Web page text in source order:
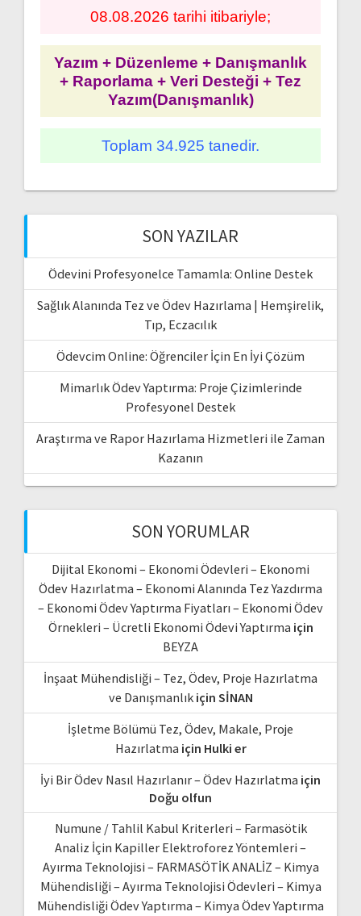
08.08.2026 tarihi itibariyle;
Yazım + Düzenleme + Danışmanlık
+ Raporlama + Veri Desteği + Tez
Yazım(Danışmanlık)
Toplam 34.925 tanedir.
SON YAZILAR
Ödevini Profesyonelce Tamamla: Online Destek
Sağlık Alanında Tez ve Ödev Hazırlama | Hemşirelik,
Tıp, Eczacılık
Ödevcim Online: Öğrenciler İçin En İyi Çözüm
Mimarlık Ödev Yaptırma: Proje Çizimlerinde
Profesyonel Destek
Araştırma ve Rapor Hazırlama Hizmetleri ile Zaman
Kazanın
SON YORUMLAR
Dijital Ekonomi – Ekonomi Ödevleri – Ekonomi
Ödev Hazırlatma – Ekonomi Alanında Tez Yazdırma
– Ekonomi Ödev Yaptırma Fiyatları – Ekonomi Ödev
Örnekleri – Ücretli Ekonomi Ödevi Yaptırma için
BEYZA
İnşaat Mühendisliği – Tez, Ödev, Proje Hazırlatma
ve Danışmanlıkiçin SİNAN
İşletme Bölümü Tez, Ödev, Makale, Proje
Hazırlatma için Hulki er
İyi Bir Ödev Nasıl Hazırlanır – Ödev Hazırlatma için
Doğu olfun
Numune / Tahlil Kabul Kriterleri – Farmasötik
Analiz İçin Kapiller Elektroforez Yöntemleri –
Ayırma Teknolojisi – FARMASÖTİK ANALİZ – Kimya
Mühendisliği – Ayırma Teknolojisi Ödevleri – Kimya
Mühendisliği Ödev Yaptırma – Kimya Ödev Yaptırma